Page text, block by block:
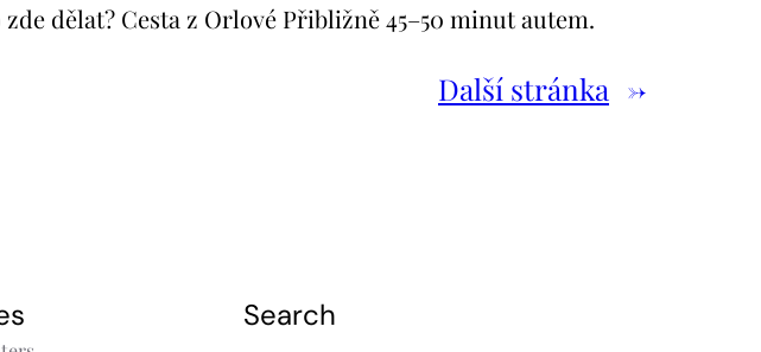
dělat? Cesta z Orlové Přibližně 45–50 minut autem.
Další stránka →
Search